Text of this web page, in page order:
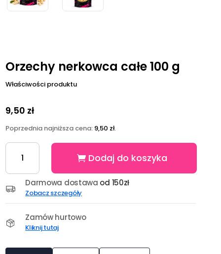
Orzechy nerkowca całe 100 g
Właściwości produktu
9,50 zł
Poprzednia najniższa cena: 9,50 zł.
ilość
Orzechy
nerkowca
100
g
Dodaj do koszyka
Darmowa dostawa od 150zł
Zobacz szczegóły
Zamów hurtowo
Kliknij tutaj